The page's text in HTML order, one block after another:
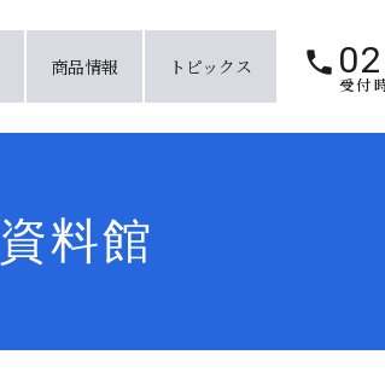
商品情報 トピックス
受付
資料館